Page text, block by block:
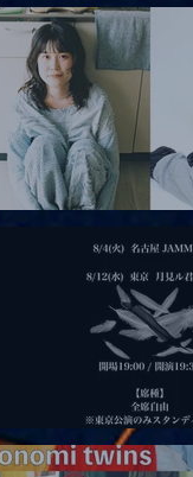
スティックviolence POPとテニス
|【観覧】田澤孝介 ソロワン